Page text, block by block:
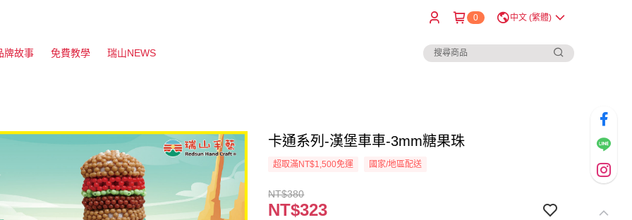
0 中文 (繁體)
牌故事 免費教學 瑞山NEWS
卡通系列-漢堡車車-3mm糖果珠
超取滿NT$1,500免運 國家/地區配送
NT$380
NT$323